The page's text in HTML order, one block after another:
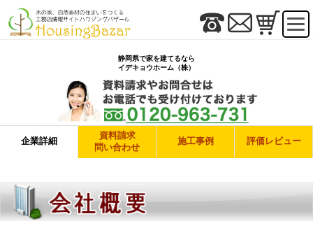
静岡県で家を建てるなら
イデキョウホーム（株）
企業詳細
資料請求
問い合わせ
施工事例 評価レビュー